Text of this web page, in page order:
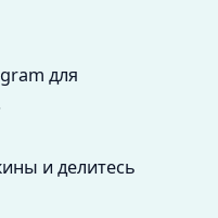
для
и делитесь